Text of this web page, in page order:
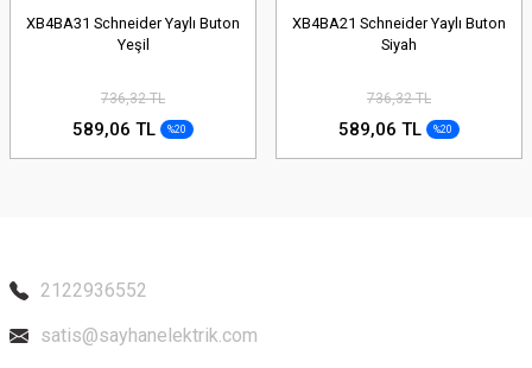
XB4BA31 Schneider Yaylı Buton
Yeşil
736,32 TL
589,06 TL %20
XB4BA21 Schneider Yaylı Buton
Siyah
736,32 TL
589,06 TL %20
2122936552
satis@sayhanelektrik.com